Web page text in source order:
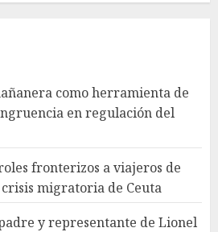
como herramienta de
en regulación del
fronterizos a viajeros de
migratoria de Ceuta
y representante de Lionel
lanza primer padrón de
en Cuernavaca
AGOSTO 8, 2026